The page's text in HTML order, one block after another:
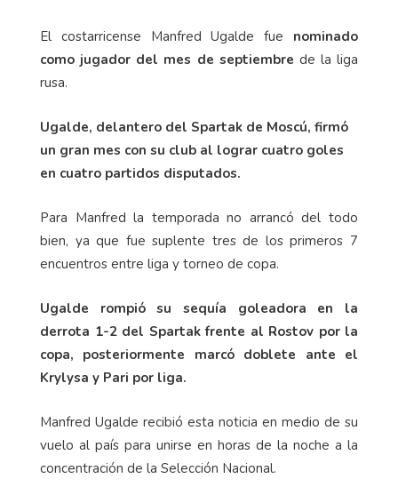
El costarricense Manfred Ugalde fue nominado
como jugador del mes de septiembre de la liga
rusa.
Ugalde, delantero del Spartak de Moscú, firmó
un gran mes con su club al lograr cuatro goles
en cuatro partidos disputados.
Para Manfred la temporada no arrancó del todo
bien, ya que fue suplente tres de los primeros 7
encuentros entre liga y torneo de copa.
Ugalde rompió su sequía goleadora en la
derrota 1-2 del Spartak frente al Rostov por la
copa, posteriormente marcó doblete ante el
Krylysa y Pari por liga.
Manfred Ugalde recibió esta noticia en medio de su
vuelo al país para unirse en horas de la noche a la
concentración de la Selección Nacional.